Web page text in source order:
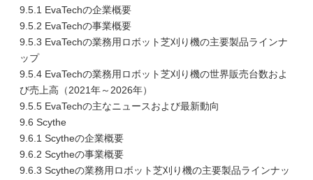
9.5.1 EvaTechの企業概要
9.5.2 EvaTechの事業概要
9.5.3 EvaTechの業務用ロボット芝刈り機の主要製品ラインナ
ップ
9.5.4 EvaTechの業務用ロボット芝刈り機の世界販売台数およ
び売上高（2021年～2026年）
9.5.5 EvaTechの主なニュースおよび最新動向
9.6 Scythe
9.6.1 Scytheの企業概要
9.6.2 Scytheの事業概要
9.6.3 Scytheの業務用ロボット芝刈り機の主要製品ラインナッ